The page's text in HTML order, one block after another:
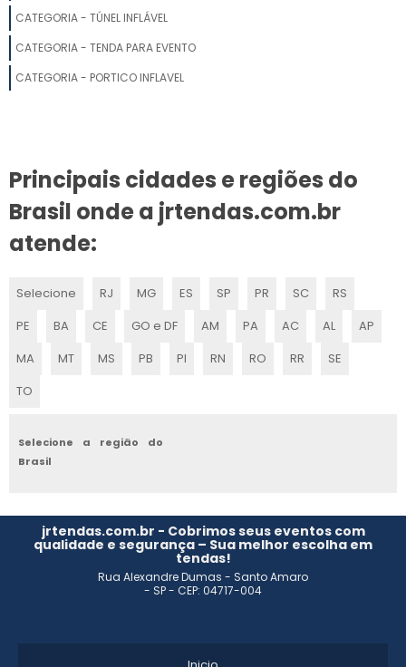
PROJETO DE ESTANDE
STAND PARA EVENTOS PREÇO
MONTAGEM DE STANDS SP
STAND EMPRESA
ESTANDES PARA FEIRAS E EVENTOS
EMPRESA DE MONTAGEM DE ESTANDES
CONSTRUÇÃO DE ESTANDE
MONTAGEM DE ESTANDES PARA FEIRAS
CATEGORIA - TÚNEL INFLÁVEL
CATEGORIA - TENDA PARA EVENTO
CATEGORIA - PORTICO INFLAVEL
Principais cidades e regiões do
Brasil onde a jrtendas.com.br
atende:
Selecione RJ MG ES SP PR SC
RS
PE
BA CE GO e DF AM PA AC AL
AP
MA
MT MS PB PI RN RO RR
SE
TO
Selecione a região do
Brasil
jrtendas.com.br - Cobrimos seus eventos com
qualidade e segurança – Sua melhor escolha em
tendas!
Rua Alexandre Dumas - Santo Amaro
- SP - CEP: 04717-004